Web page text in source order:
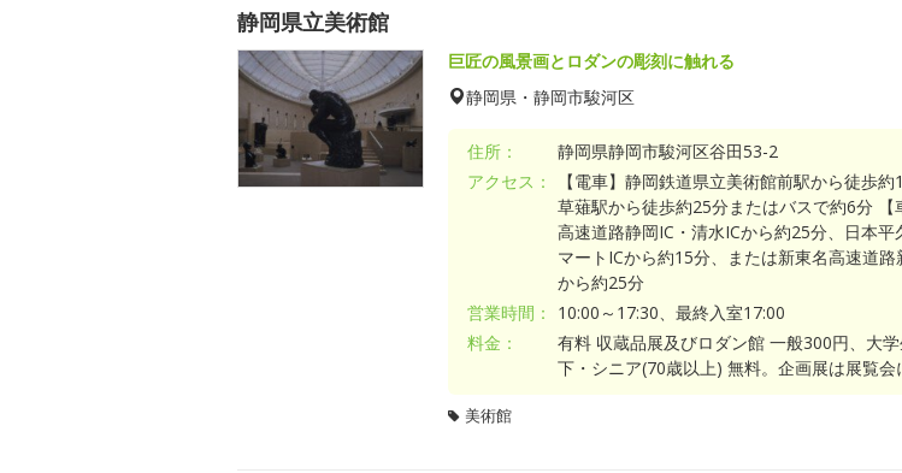
静岡県立美術館
巨匠の風景画とロダンの彫刻に触れる
静岡県・静岡市駿河区
住所：
静岡県静岡市駿河区谷田53-2
アクセス：
【電車】静岡鉄道県立美術館前駅から徒歩約
草薙駅から徒歩約25分またはバスで約6分 【
高速道路静岡IC・清水ICから約25分、日本平
マートICから約15分、または新東名高速道路
から約25分
営業時間：
10:00～17:30、最終入室17:00
料金：
有料 収蔵品展及びロダン館 一般300円、大
下・シニア(70歳以上) 無料。企画展は展覧会
美術館